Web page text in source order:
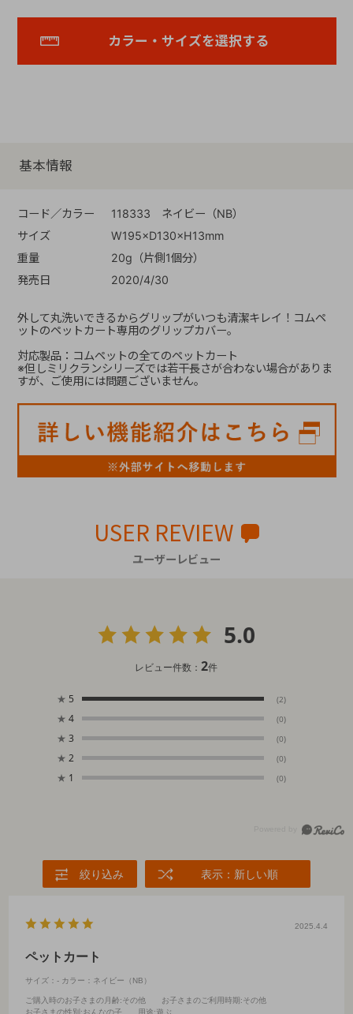
カラー・サイズを選択する
基本情報
コード／カラー
118333 ネイビー（NB）
サイズ
W195×D130×H13mm
重量
20g（片側1個分）
発売日
2020/4/30
外して丸洗いできるからグリップがいつも清潔キレイ！コムペ
ットのペットカート専用のグリップカバー。
対応製品：コムペットの全てのペットカート
※但しミリクランシリーズでは若干長さが合わない場合がありま
すが、ご使用には問題ございません。
USER REVIEW
ユーザーレビュー
5.0
レビュー件数：2件
★ 5 (2)
★ 4 (0)
★ 3 (0)
★ 2 (0)
★ 1 (0)
絞り込み 表示：新しい順
2025.4.4
ペットカート
サイズ：- カラー：ネイビー（NB）
ご購入時のお子さまの月齢:その他 お子さまのご利用時期 :その他
お子さまの性別 :おんなの子 用途:遊ぶ